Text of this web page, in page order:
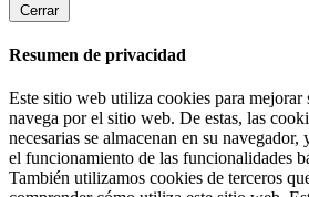
Cerrar
Resumen de privacidad
Este sitio web utiliza cookies para mejorar
navega por el sitio web. De estas, las
necesarias se almacenan en su navegador,
el funcionamiento de las funcionalidades
También utilizamos cookies de terceros